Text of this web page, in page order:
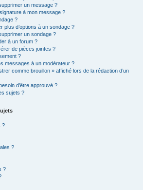
un message ?
à mon message ?
?
plus d’options à un sondage ?
un sondage ?
à un forum ?
de pièces jointes ?
?
messages à un modérateur ?
comme brouillon » affiché lors de la rédaction d’un
d’être approuvé ?
sujets ?
?
?
?